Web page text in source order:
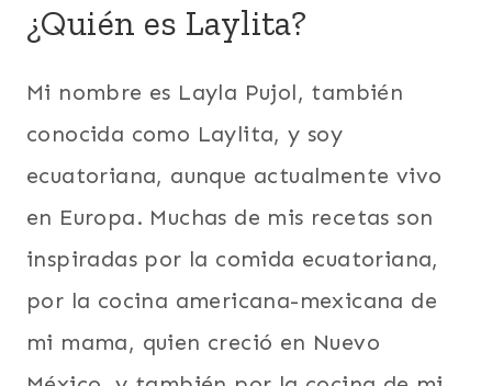
¿Quién es Laylita?
Mi nombre es Layla Pujol, también
conocida como Laylita, y soy
ecuatoriana, aunque actualmente vivo
en Europa. Muchas de mis recetas son
inspiradas por la comida ecuatoriana,
por la cocina americana-mexicana de
mi mama, quien creció en Nuevo